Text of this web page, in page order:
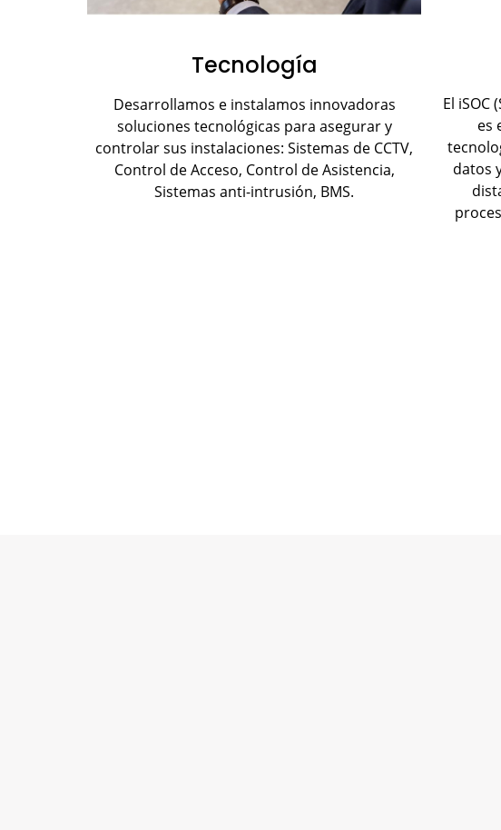
Tecnología
Desarrollamos e instalamos innovadoras
soluciones tecnológicas para asegurar y
controlar sus instalaciones: Sistemas de CCTV,
Control de Acceso, Control de Asistencia,
Sistemas anti-intrusión, BMS.
El
es
datos